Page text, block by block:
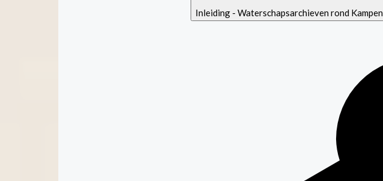
Inleiding - Waterschapsarchieven rond Kampen